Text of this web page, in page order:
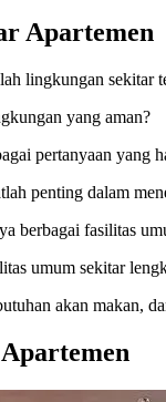
Apartemen
lingkungan sekitar
yang aman?
pertanyaan
penting dalam
berbagai fasilitas
umum sekitar
akan makan,